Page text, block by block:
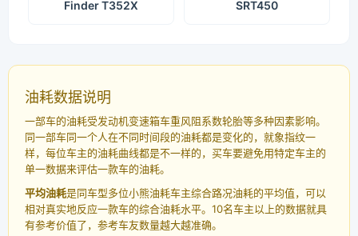
Finder T352X SRT450
油耗数据说明
一部车的油耗受发动机变速箱车重风阻系数轮胎等多种因素影响。
同一部车同一个人在不同时间段的油耗都是变化的，就象指纹一
样，每位车主的油耗曲线都是不一样的，买车要避免用特定车主的
单一数据来评估一款车的油耗。
平均油耗是同车型多位小熊油耗车主综合路况油耗的平均值，可以
相对真实地反应一款车的综合油耗水平。10名车主以上的数据就具
有参考价值了，参考车友数量越大越准确。